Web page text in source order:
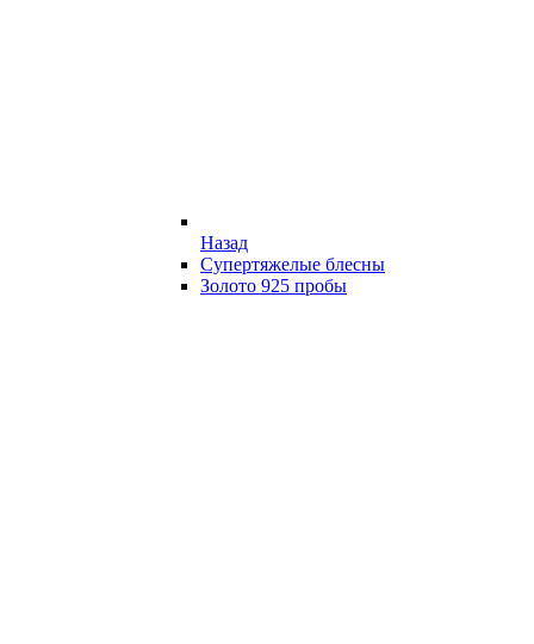
Назад
Супертяжелые блесны
Золото 925 пробы